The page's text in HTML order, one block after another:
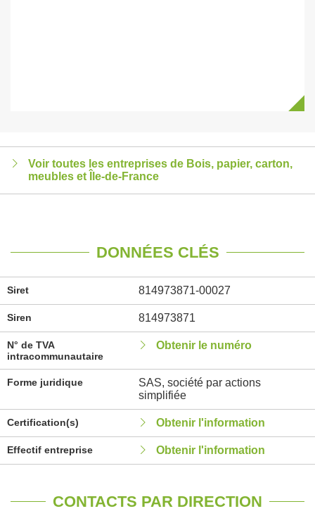
Voir toutes les entreprises de Bois, papier, carton,
meubles et Île-de-France
DONNÉES CLÉS
Siret 814973871-00027
Siren 814973871
N° de TVA
intracommunautaire
Obtenir le numéro
Forme juridique
SAS, société par actions
simplifiée
Certification(s) Obtenir l'information
Effectif entreprise Obtenir l'information
CONTACTS PAR DIRECTION